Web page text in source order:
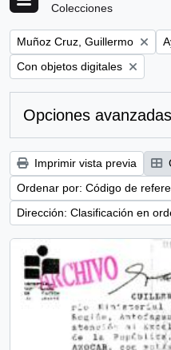
Colecciones
Remove filter:
Muñoz Cruz, Guillermo
Remove filter:
Con objetos digitales
Opciones
Imprimir vista previa
Ordenar por: Código de
Dirección: Clasificación en